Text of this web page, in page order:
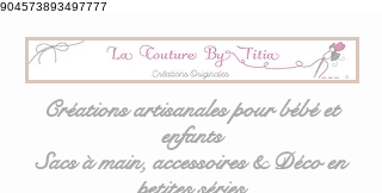
904573893497777
Créations artisanales pour bébé et
enfants
Sacs à main, accessoires & Déco en